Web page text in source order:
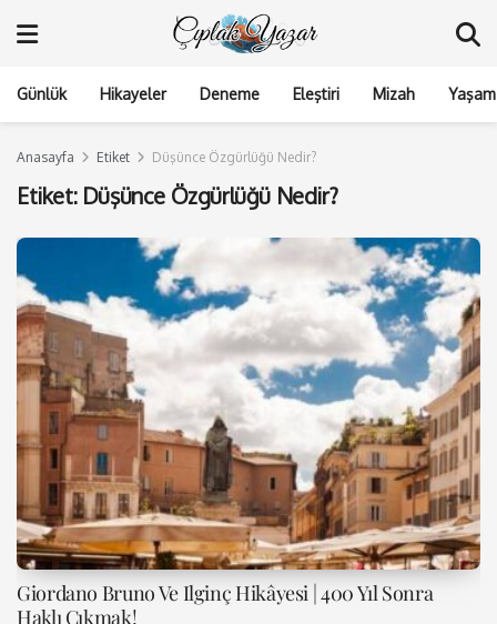
Günlük Hikayeler Deneme Eleştiri Mizah
Anasayfa Etiket Düşünce Özgürlüğü Nedir?
Etiket: Düşünce Özgürlüğü Nedir?
Giordano Bruno Ve Ilginç Hikâyesi | 400 Yıl Sonra
Haklı Çıkmak!